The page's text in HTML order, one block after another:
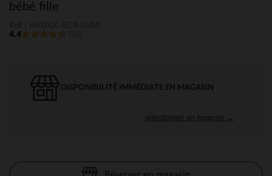
bébé fille
4.4
DISPONIBILITÉ IMMÉDIATE EN MAGASIN
sélectionner un magasin →